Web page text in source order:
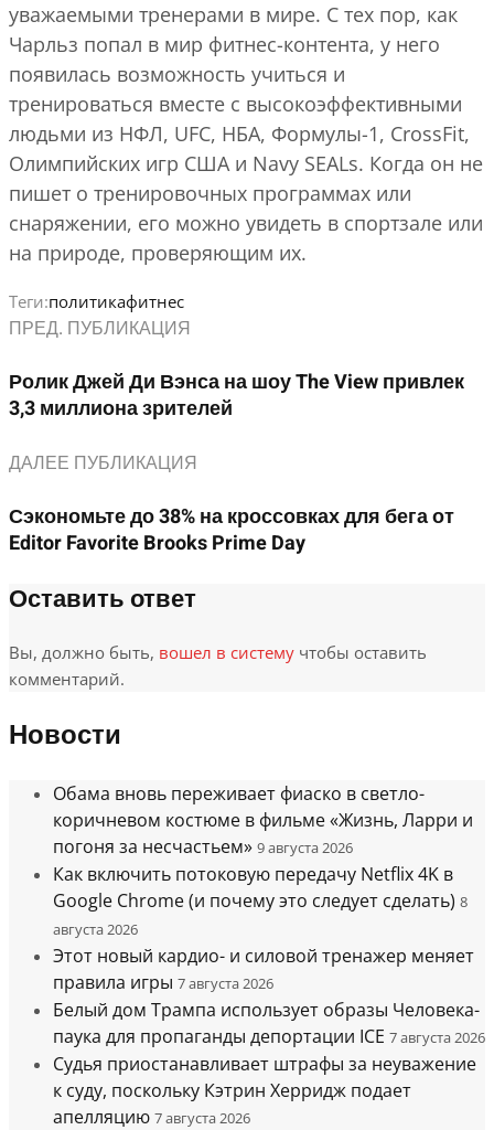
уважаемыми тренерами в мире. С тех пор, как
Чарльз попал в мир фитнес-контента, у него
появилась возможность учиться и
тренироваться вместе с высокоэффективными
людьми из НФЛ, UFC, НБА, Формулы-1, CrossFit,
Олимпийских игр США и Navy SEALs. Когда он не
пишет о тренировочных программах или
снаряжении, его можно увидеть в спортзале или
на природе, проверяющим их.
Теги:политикафитнес
ПРЕД. ПУБЛИКАЦИЯ
Ролик Джей Ди Вэнса на шоу The View привлек
3,3 миллиона зрителей
ДАЛЕЕ ПУБЛИКАЦИЯ
Сэкономьте до 38% на кроссовках для бега от
Editor Favorite Brooks Prime Day
Оставить ответ
Вы, должно быть, вошел в систему чтобы оставить
комментарий.
Новости
Обама вновь переживает фиаско в светло-
коричневом костюме в фильме «Жизнь, Ларри и
погоня за несчастьем» 9 августа 2026
Как включить потоковую передачу Netflix 4K в
Google Chrome (и почему это следует сделать) 8
августа 2026
Этот новый кардио- и силовой тренажер меняет
правила игры 7 августа 2026
Белый дом Трампа использует образы Человека-
паука для пропаганды депортации ICE 7 августа 2026
Судья приостанавливает штрафы за неуважение
к суду, поскольку Кэтрин Херридж подает
апелляцию 7 августа 2026